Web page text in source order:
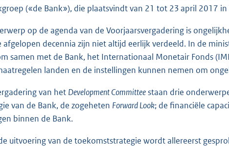
9
b
(«de Bank»), die plaatsvindt van 21 tot 23 april 2017 in
op de agenda van de Voorjaarsvergadering is
afgelopen decennia zijn niet altijd eerlijk verdeeld. In de
samen met de Bank, het Internationaal Monetair Fonds
landen en de instellingen kunnen nemen om
van het Development Committeestaan drie
van de Bank, de zogeheten Forward Look; de financiële
binnen de Bank.
uitvoering van de toekomststrategie wordt allereerst